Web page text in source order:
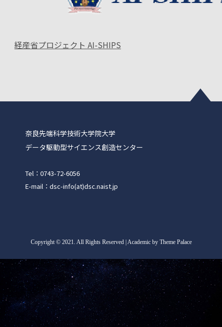
経産省プロジェクト AI-SHIPS
奈良先端科学技術大学院大学
データ駆動型サイエンス創造センター
Tel：0743-72-6056
E-mail：dsc-info(at)dsc.naist.jp
Copyright©2021. All Rights Reserved | Academic by Theme Palace